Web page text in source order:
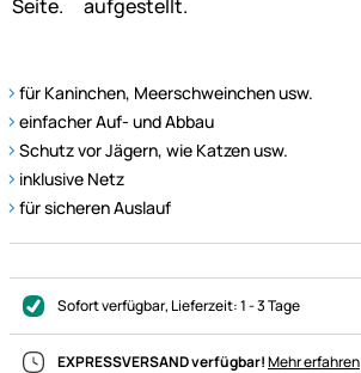
für Kaninchen, Meerschweinchen usw.
einfacher Auf- und Abbau
Schutz vor Jägern, wie Katzen usw.
inklusive Netz
für sicheren Auslauf
Sofort verfügbar, Lieferzeit:1 - 3 Tage
EXPRESSVERSAND verfügbar!Mehr erfahren